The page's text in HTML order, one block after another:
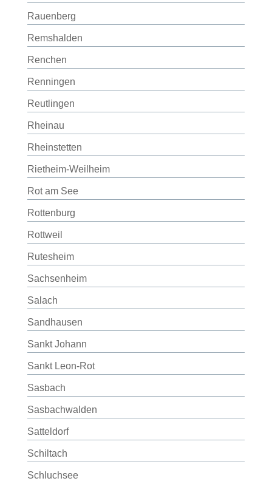
Rauenberg
Remshalden
Renchen
Renningen
Reutlingen
Rheinau
Rheinstetten
Rietheim-Weilheim
Rot am See
Rottenburg
Rottweil
Rutesheim
Sachsenheim
Salach
Sandhausen
Sankt Johann
Sankt Leon-Rot
Sasbach
Sasbachwalden
Satteldorf
Schiltach
Schluchsee